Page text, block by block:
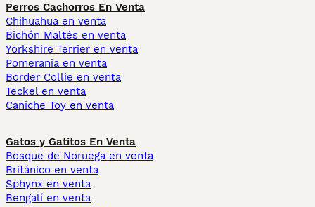
Perros Cachorros En Venta
Chihuahua en venta
Bichón Maltés en venta
Yorkshire Terrier en venta
Pomerania en venta
Border Collie en venta
Teckel en venta
Caniche Toy en venta
Gatos y Gatitos En Venta
Bosque de Noruega en venta
Británico en venta
Sphynx en venta
Bengalí en venta